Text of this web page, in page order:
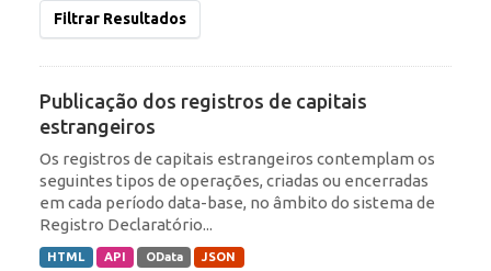
Filtrar Resultados
Publicação dos registros de capitais
estrangeiros
Os registros de capitais estrangeiros contemplam os
seguintes tipos de operações, criadas ou encerradas
em cada período data-base, no âmbito do sistema de
Registro Declaratório...
HTML API OData JSON